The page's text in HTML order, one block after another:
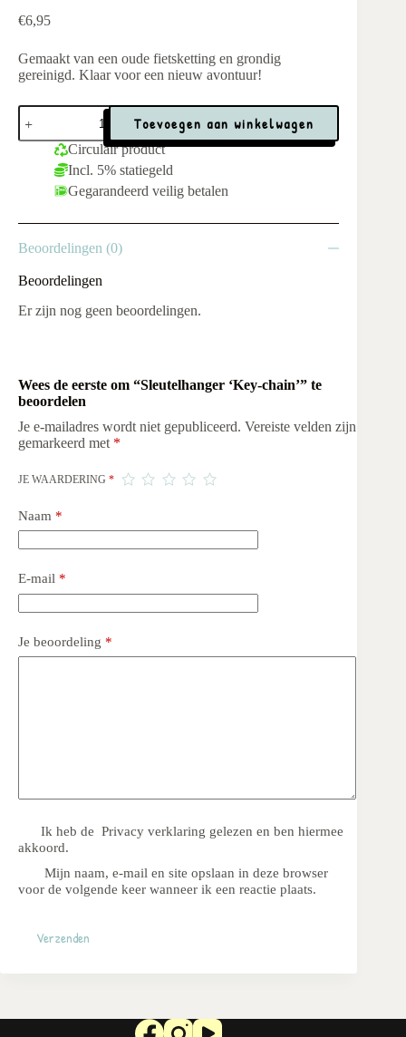
€6,95
Gemaakt van een oude fietsketting en grondig
gereinigd. Klaar voor een nieuw avontuur!
Sleutelhanger
'Key-
chain'
Toevoegen aan winkelwagen
Circulair product
Incl. 5% statiegeld
Gegarandeerd veilig betalen
Beoordelingen (0)
Beoordelingen
Er zijn nog geen beoordelingen.
Wees de eerste om “Sleutelhanger ‘Key-chain’” te
beoordelen
Je e-mailadres wordt niet gepubliceerd. Vereiste velden zijn
gemarkeerd met *
JE WAARDERING *
Naam *
E-mail *
Je beoordeling *
Ik heb dePrivacy verklaring gelezen en ben hiermee
akkoord.
Mijn naam, e-mail en site opslaan in deze browser
voor de volgende keer wanneer ik een reactie plaats.
Verzenden